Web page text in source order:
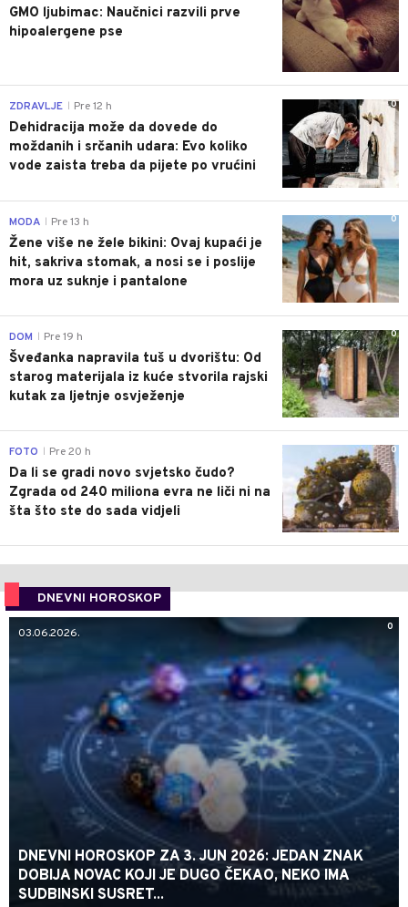
GMO ljubimac: Naučnici razvili prve
hipoalergene pse
0
ZDRAVLJE Pre 12 h
Dehidracija može da dovede do
moždanih i srčanih udara: Evo koliko
vode zaista treba da pijete po vrućini
0
MODA Pre 13 h
Žene više ne žele bikini: Ovaj kupaći je
hit, sakriva stomak, a nosi se i poslije
mora uz suknje i pantalone
0
DOM Pre 19 h
Šveđanka napravila tuš u dvorištu: Od
starog materijala iz kuće stvorila rajski
kutak za ljetnje osvježenje
0
FOTO Pre 20 h
Da li se gradi novo svjetsko čudo?
Zgrada od 240 miliona evra ne liči ni na
šta što ste do sada vidjeli
DNEVNI HOROSKOP
0
03.06.2026.
DNEVNI HOROSKOP ZA 3. JUN 2026: JEDAN ZNAK
DOBIJA NOVAC KOJI JE DUGO ČEKAO, NEKO IMA
SUDBINSKI SUSRET...